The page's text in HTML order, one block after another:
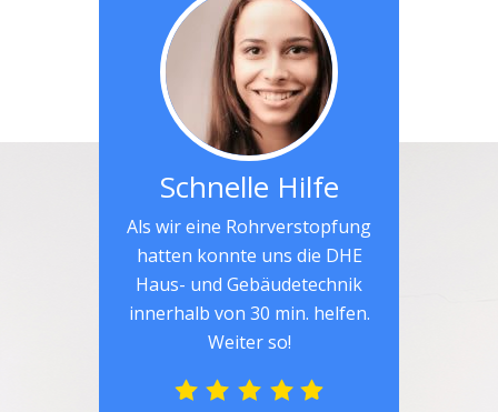
Schnelle Hilfe
Als wir eine Rohrverstopfung
hatten konnte uns die DHE
Haus- und Gebäudetechnik
innerhalb von 30 min. helfen.
Weiter so!